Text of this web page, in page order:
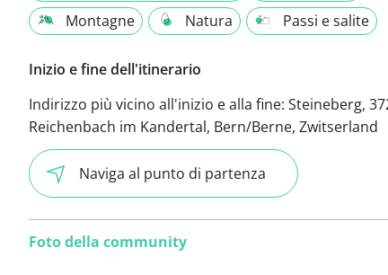
Montagne
Natura Passi e salite
Inizio e fine dell'itinerario
Indirizzo più vicino all'inizio e alla fine: Steineberg,
Reichenbach im Kandertal, Bern/Berne, Zwitserland
Naviga al punto di partenza
Foto della community